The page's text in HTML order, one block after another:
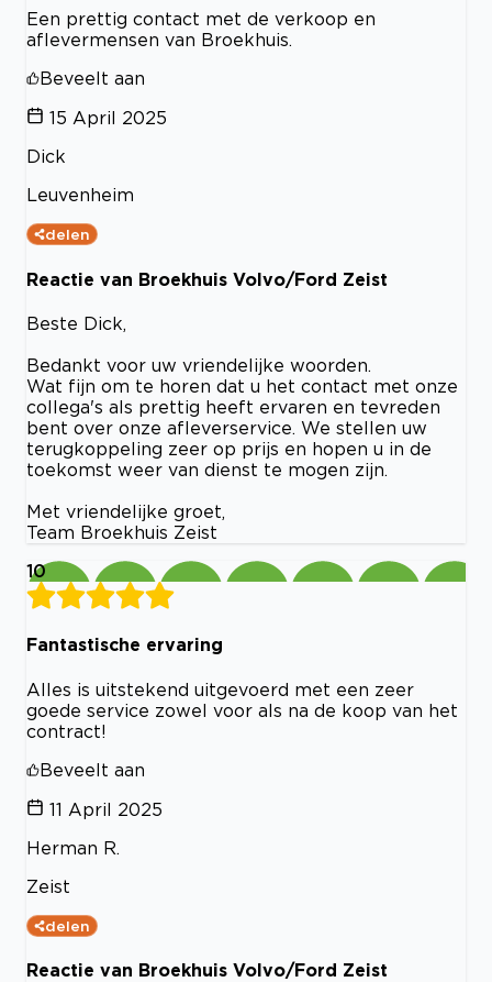
Een prettig contact met de verkoop en
aflevermensen van Broekhuis.
Beveelt aan
15 April 2025
Dick
Leuvenheim
delen
Reactie van Broekhuis Volvo/Ford Zeist
Beste Dick,
Bedankt voor uw vriendelijke woorden.
Wat fijn om te horen dat u het contact met onze
collega's als prettig heeft ervaren en tevreden
bent over onze afleverservice. We stellen uw
terugkoppeling zeer op prijs en hopen u in de
toekomst weer van dienst te mogen zijn.
Met vriendelijke groet,
Team Broekhuis Zeist
10
Fantastische ervaring
Alles is uitstekend uitgevoerd met een zeer
goede service zowel voor als na de koop van het
contract!
Beveelt aan
11 April 2025
Herman R.
Zeist
delen
Reactie van Broekhuis Volvo/Ford Zeist